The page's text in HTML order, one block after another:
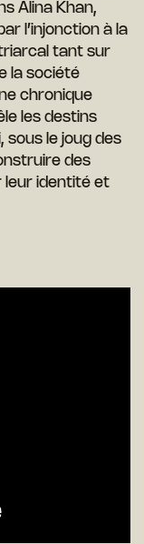
Alina Khan,
l’injonction à la
tant sur
la société
chronique
les destins
sous le joug des
des
leur identité et